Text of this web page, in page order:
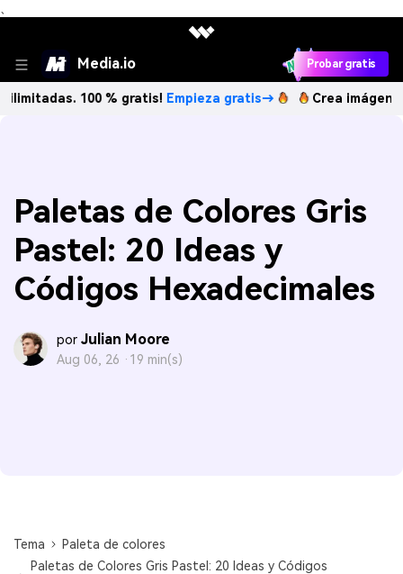
、
Media.io Probar gratis
100 % gratis!Empieza gratis→ Crea imágenes IA
Paletas de Colores Gris
Pastel: 20 Ideas y
Códigos Hexadecimales
por Julian Moore
Aug 06, 26 · 19 min(s)
Tema
Paleta de colores
Paletas de Colores Gris Pastel: 20 Ideas y Códigos